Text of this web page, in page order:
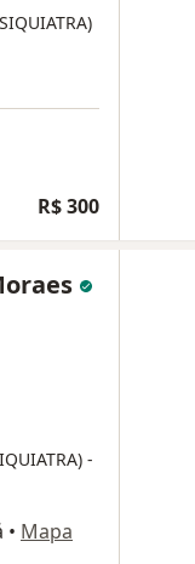
R$ 300
-
• Mapa